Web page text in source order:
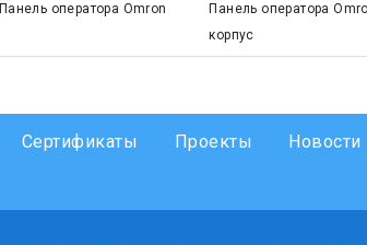
Панель оператора Omron
Панель оператора
корпус
Сертификаты Проекты Новости